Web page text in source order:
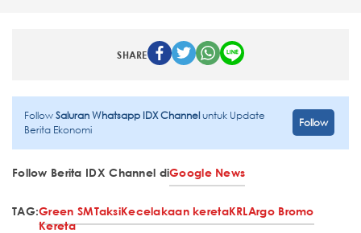
SHARE
FollowSaluran Whatsapp IDX Channeluntuk Update
Berita Ekonomi
Follow
Follow Berita IDX Channel diGoogle News
TAG:Green SMTaksiKecelakaan keretaKRLArgo Bromo
Kereta